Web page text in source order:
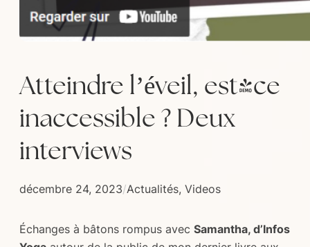
Atteindre l’éveil, est-ce
inaccessible ? Deux
interviews
décembre 24, 2023/Actualités, Videos
Échanges à bâtons rompus avec Samantha, d’Infos